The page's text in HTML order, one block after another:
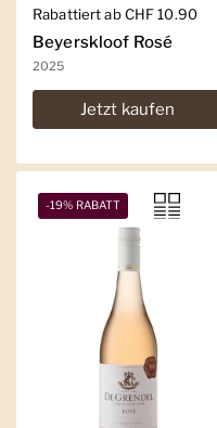
Regulärer Preis
Rabattiert ab CHF 10.90
Beyerskloof Rosé
2025
Jetzt kaufen
-19% RABATT